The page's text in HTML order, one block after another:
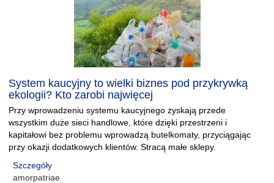
System kaucyjny to wielki biznes pod przykrywką
ekologii? Kto zarobi najwięcej
Przy wprowadzeniu systemu kaucyjnego zyskają przede
wszystkim duże sieci handlowe, które dzięki przestrzeni i
kapitałowi bez problemu wprowadzą butelkomaty, przyciągając
przy okazji dodatkowych klientów. Stracą małe sklepy.
Szczegóły
amorpatriae